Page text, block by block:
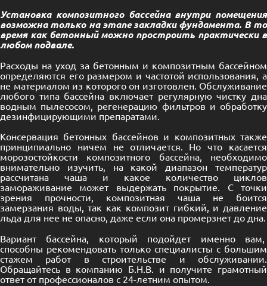
Установка композитного бассейна внутри помещения
возможна только на этапе закладки фундамента. В то
время как бетонный можно простроить практически в
любом подвале.
Расходы на уход за бетонным и композитным бассейном
определяются его размером и частотой использования, а
не материалом из которого он изготовлен. Обслуживание
любого типа бассейна включает регулярную чистку дна
водным пылесосом, регенерацию фильтров и обработку
дезинфицирующими препаратами.
Консервация бетонных бассейнов и композитных также
принципиально ничем не отличается. Но что касается
морозостойкости композитного бассейна, необходимо
внимательно изучить, на какой диапазон температур
рассчитана чаша и какое количество циклов
замораживание может выдержать покрытие. С точки
зрения прочности, композитная чаша не боится
замерзания воды, так как композит гибкий, и давление
льда для нее не опасно, даже если она промерзнет до дна.
Вариант бассейна, который подойдет именно вам,
способны рекомендовать только специалисты с большим
стажем работ в строительстве и обслуживании.
Обращайтесь в компанию Б.Н.В. и получите грамотный
ответ от профессионалов с 24-летним опытом.